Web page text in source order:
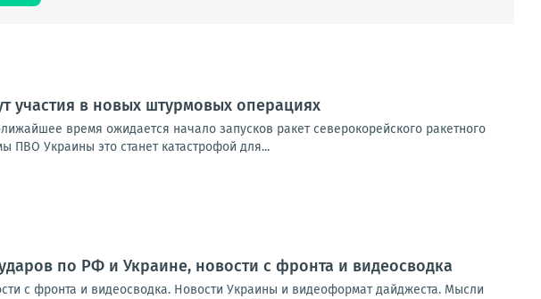
участия в новых штурмовых операциях
время ожидается начало запусков ракет северокорейского ракетного
ПВО Украины это станет катастрофой для...
по РФ и Украине, новости с фронта и видеосводка
с фронта и видеосводка. Новости Украины и видеоформат дайджеста. Мысли